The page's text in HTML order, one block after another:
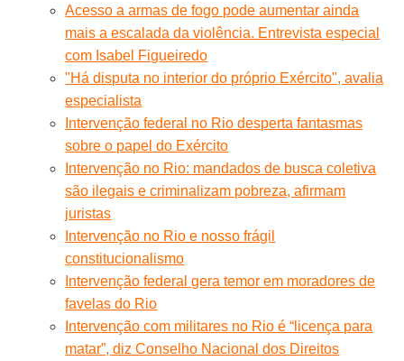
Acesso a armas de fogo pode aumentar ainda
mais a escalada da violência. Entrevista especial
com Isabel Figueiredo
"Há disputa no interior do próprio Exército", avalia
especialista
Intervenção federal no Rio desperta fantasmas
sobre o papel do Exército
Intervenção no Rio: mandados de busca coletiva
são ilegais e criminalizam pobreza, afirmam
juristas
Intervenção no Rio e nosso frágil
constitucionalismo
Intervenção federal gera temor em moradores de
favelas do Rio
Intervenção com militares no Rio é “licença para
matar”, diz Conselho Nacional dos Direitos